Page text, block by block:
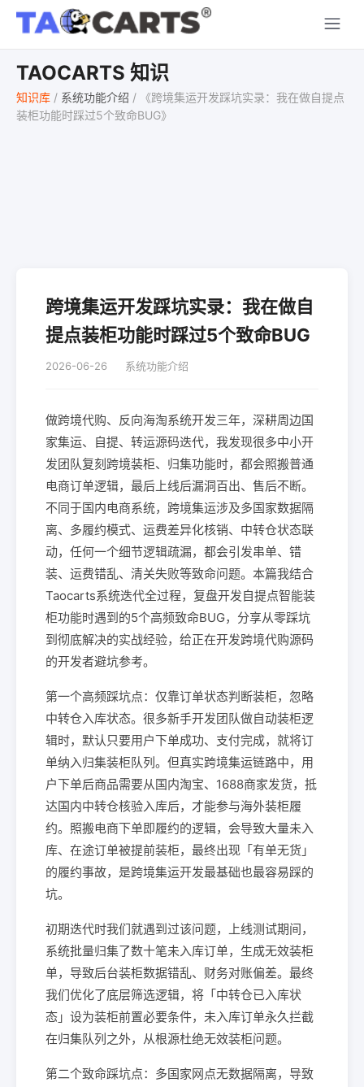
TAOCARTS 知识
知识库 / 系统功能介绍 /
《跨境集运开发踩坑实录：我在做自提点
装柜功能时踩过5个致命BUG》
跨境集运开发踩坑实录：我在做自
提点装柜功能时踩过5个致命BUG
2026-06-26 系统功能介绍
做跨境代购、反向海淘系统开发三年，深耕周边国
家集运、自提、转运源码迭代，我发现很多中小开
发团队复刻跨境装柜、归集功能时，都会照搬普通
电商订单逻辑，最后上线后漏洞百出、售后不断。
不同于国内电商系统，跨境集运涉及多国家数据隔
离、多履约模式、运费差异化核销、中转仓状态联
动，任何一个细节逻辑疏漏，都会引发串单、错
装、运费错乱、清关失败等致命问题。本篇我结合
Taocarts系统迭代全过程，复盘开发自提点智能装
柜功能时遇到的5个高频致命BUG，分享从零踩坑
到彻底解决的实战经验，给正在开发跨境代购源码
的开发者避坑参考。
第一个高频踩坑点：仅靠订单状态判断装柜，忽略
中转仓入库状态。很多新手开发团队做自动装柜逻
辑时，默认只要用户下单成功、支付完成，就将订
单纳入归集装柜队列。但真实跨境集运链路中，用
户下单后商品需要从国内淘宝、1688商家发货，抵
达国内中转仓核验入库后，才能参与海外装柜履
约。照搬电商下单即履约的逻辑，会导致大量未入
库、在途订单被提前装柜，最终出现「有单无货」
的履约事故，是跨境集运开发最基础也最容易踩的
坑。
初期迭代时我们就遇到过该问题，上线测试期间，
系统批量归集了数十笔未入库订单，生成无效装柜
单，导致后台装柜数据错乱、财务对账偏差。最终
我们优化了底层筛选逻辑，将「中转仓已入库状
态」设为装柜前置必要条件，未入库订单永久拦截
在归集队列之外，从根源杜绝无效装柜问题。
第二个致命踩坑点：多国家网点无数据隔离，导致